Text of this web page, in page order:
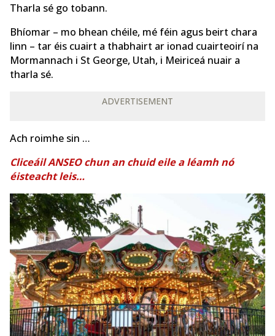
Tharla sé go tobann.
Bhíomar – mo bhean chéile, mé féin agus beirt chara
linn – tar éis cuairt a thabhairt ar ionad cuairteoirí na
Mormannach i St George, Utah, i Meiriceá nuair a
tharla sé.
ADVERTISEMENT
Ach roimhe sin …
Cliceáil ANSEO chun an chuid eile a léamh nó
éisteacht leis…